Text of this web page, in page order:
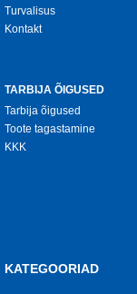
Turvalisus
Kontakt
TARBIJA ÕIGUSED
Tarbija õigused
Toote tagastamine
KKK
KATEGOORIAD